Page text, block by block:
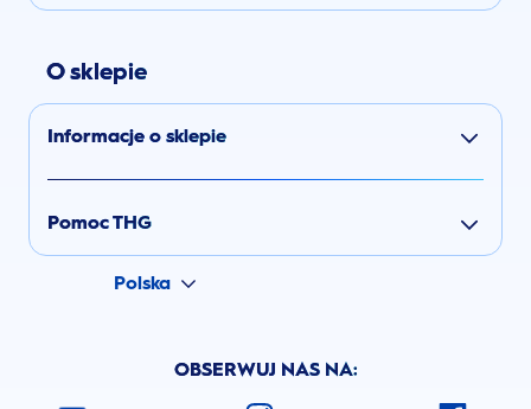
O sklepie
Informacje o sklepie
Pomoc THG
Polska
OBSERWUJ NAS NA: